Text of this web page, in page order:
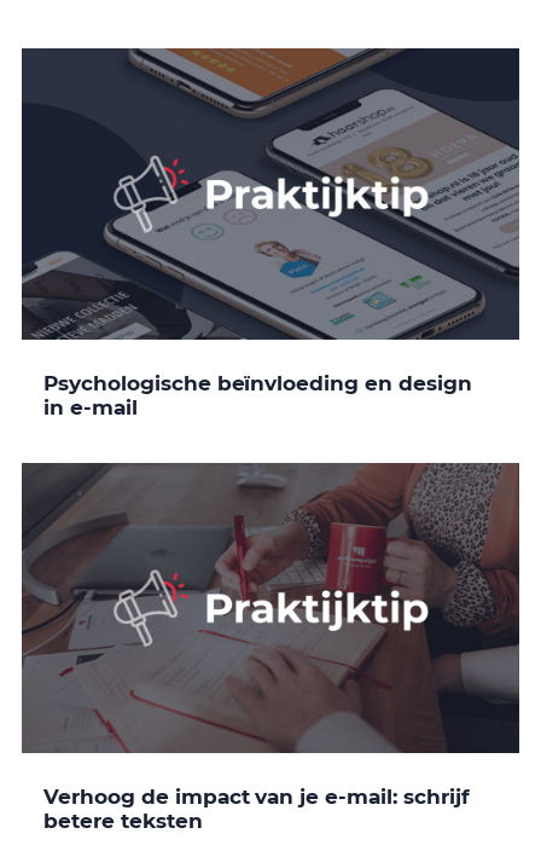
Psychologische beïnvloeding en design
in e-mail
Verhoog de impact van je e-mail: schrijf
betere teksten